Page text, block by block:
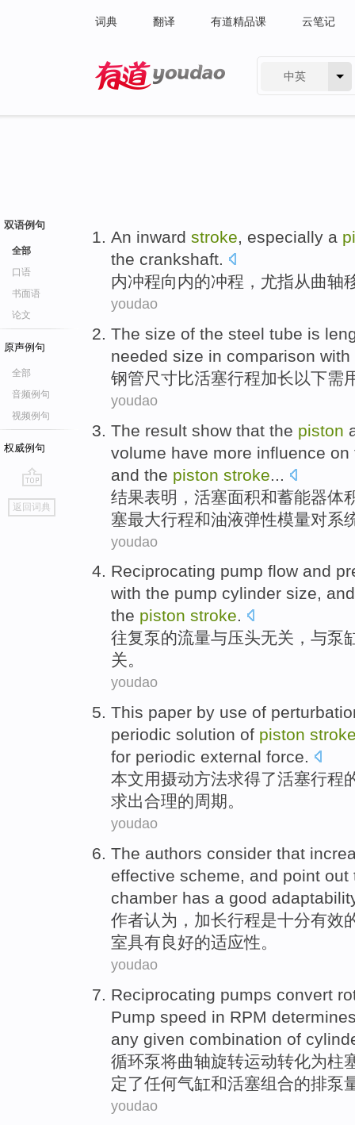
词典 翻译 有道精品课 云笔记
中英
双语例句
全部
口语
书面语
论文
原声例句
全部
音频例句
视频例句
权威例句
go
top
返回词典
An inward stroke, especially a
the crankshaft.
内冲程向内的冲程， 尤指从曲轴
youdao
The size of the steel tube is
needed size in comparison
钢管尺寸比活塞行程加长 以下需
youdao
The result show that the piston
volume have more influence on
and the piston stroke
结果表明 ， 活塞面积和蓄能器体
塞最大行程和油液弹性模量对系
youdao
Reciprocating pump flow and
with the pump cylinder size, and
the piston stroke.
往复泵的流量与压头无关 ， 与泵
关。
youdao
This paper by use of
periodic solution of piston
for periodic external force.
本文用摄动方法求得了活塞行程
求出合理的周期。
youdao
The authors consider that
effective scheme, and point out
chamber has a good
作者认为 ，加长行程是十分有效
室具有良好的适应性。
youdao
Reciprocating pumps convert
Pump speed in RPM
any given combination of
循环泵将曲轴旋转运动转化为柱
定了任何气缸和活塞组合的排泵
youdao